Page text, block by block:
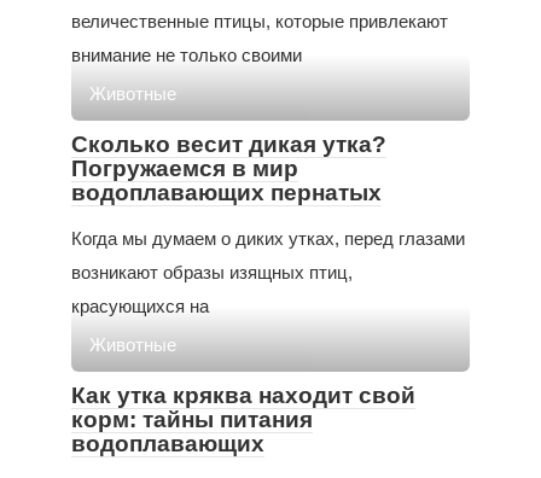
величественные птицы, которые привлекают
внимание не только своими
Животные
Сколько весит дикая утка?
Погружаемся в мир
водоплавающих пернатых
Когда мы думаем о диких утках, перед глазами
возникают образы изящных птиц,
красующихся на
Животные
Как утка кряква находит свой
корм: тайны питания
водоплавающих